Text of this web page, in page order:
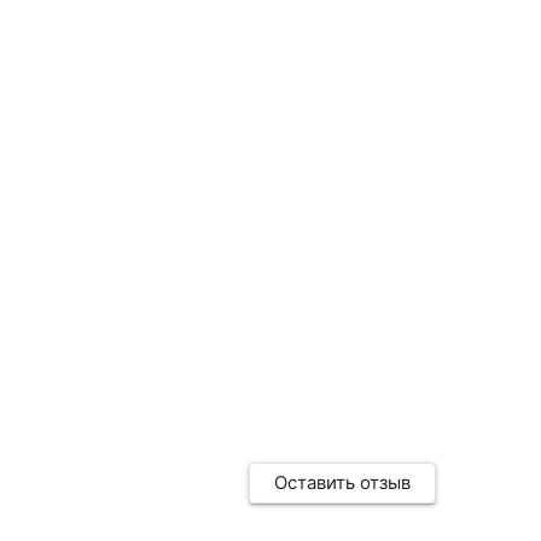
Оставить отзыв